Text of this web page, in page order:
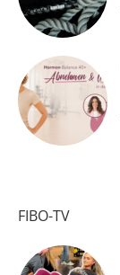
FIBO-TV